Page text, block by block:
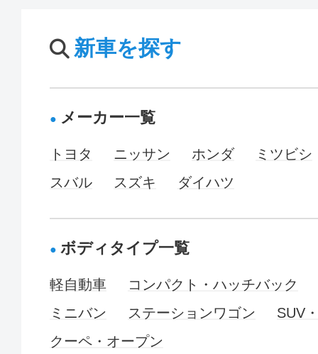
新車を探す
メーカー一覧
トヨタ ニッサン ホンダ
ミツビシ
スバル
スズキ ダイハツ
ボディタイプ一覧
軽自動車
コンパクト・ハッチバック
ミニバン
ステーションワゴン
SUV
クーペ・オープン